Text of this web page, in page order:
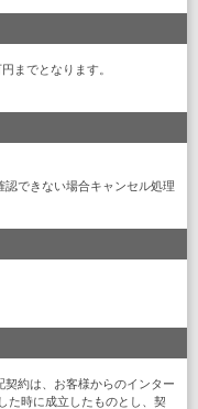
までとなります。
できない場合キャンセル処理
約は、お客様からのインター
た時に成立したものとし、契